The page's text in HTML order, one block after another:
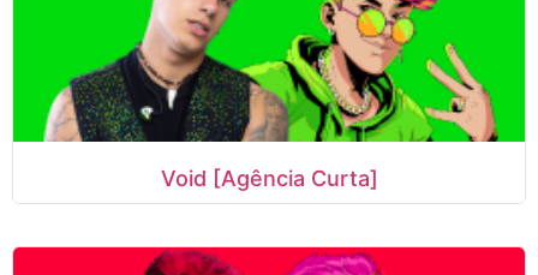
Void [Agência Curta]